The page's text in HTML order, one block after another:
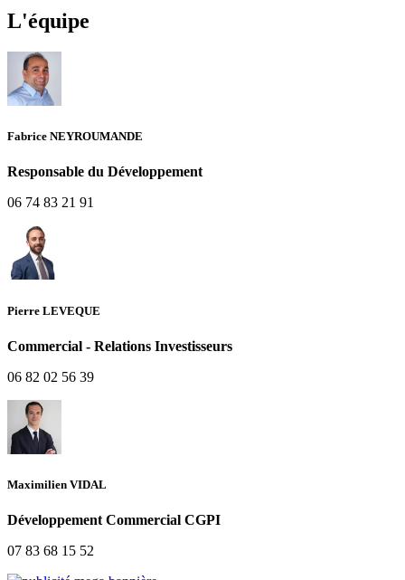
L'équipe
Fabrice NEYROUMANDE
Responsable du Développement
06 74 83 21 91
Pierre LEVEQUE
Commercial - Relations Investisseurs
06 82 02 56 39
Maximilien VIDAL
Développement Commercial CGPI
07 83 68 15 52